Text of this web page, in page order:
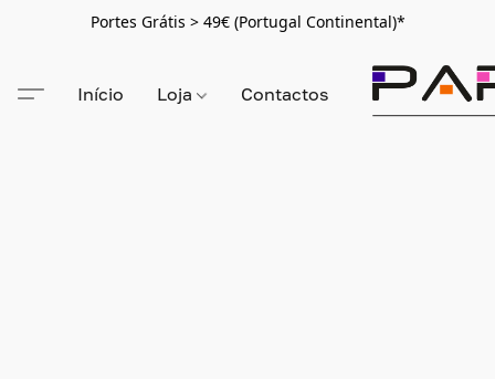
Portes Grátis > 49€ (Portugal Continental)*
Início Loja Contactos